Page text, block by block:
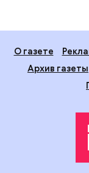
О газете
Архив газеты